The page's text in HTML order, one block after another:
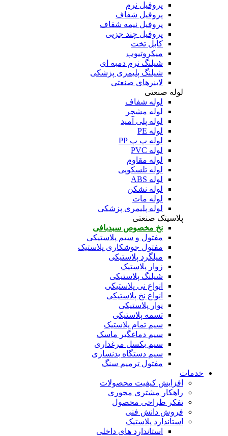
پروفیل نرم
پروفیل شفاف
پروفیل نیمه شفاف
پروفیل چند جزیی
کابل تخت
میکروتیوب
شیلنگ نرم دمبه ای
شیلنگ پلیمری پزشکی
لاینرهای صنعتی
لوله صنعتی
لوله شفاف
لوله مشجر
لوله پلی آمید
لوله PE
لوله پ پ PP
لوله PVC
لوله مقاوم
لوله تلسکوپی
لوله ABS
لوله نشکن
لوله مات
لوله پلیمری پزشکی
پلاسیتک صنعتی
نخ مخصوص سبدبافی
مفتول و سیم پلاستیکی
مفتول جوشکاری پلاستیک
میلگرد پلاستیکی
زوار پلاستیک
شیلنگ پلاستیکی
انواع نی پلاستیکی
انواع نخ پلاستیکی
نوار پلاستیکی
تسمه پلاستیکی
سیم تمام پلاستیک
سیم دماغگیر ماسک
سیم بکسل مرغداری
سیم دستگاه بدنسازی
مفتول ترمیم سنگ
خدمات
افزایش کیفیت محصولات
راهکار مشتری محوری
تفکر طراحی محصول
فروش دانش فنی
استاندارد پلاستیک
استاندارد های داخلی